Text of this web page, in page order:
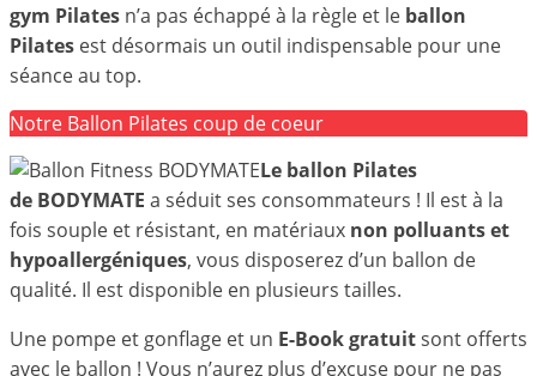
gym Pilates n’a pas échappé à la règle et le ballon
Pilates est désormais un outil indispensable pour une
séance au top.
Notre Ballon Pilates coup de coeur
Le ballon Pilates
de BODYMATE a séduit ses consommateurs ! Il est à la
fois souple et résistant, en matériaux non polluants et
hypoallergéniques, vous disposerez d’un ballon de
qualité. Il est disponible en plusieurs tailles.
Une pompe et gonflage et un E-Book gratuitsont offerts
avec le ballon ! Vous n’aurez plus d’excuse pour ne pas